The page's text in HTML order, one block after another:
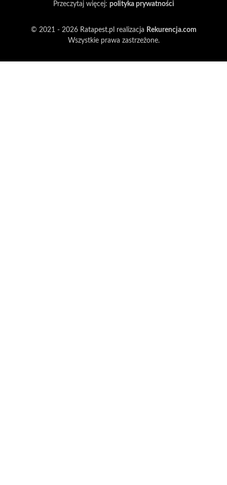
Przeczytaj więcej: polityka prywatności
© 2021 - 2026 Ratapest.pl realizacja Rekurencja.com
Wszystkie prawa zastrzeżone.